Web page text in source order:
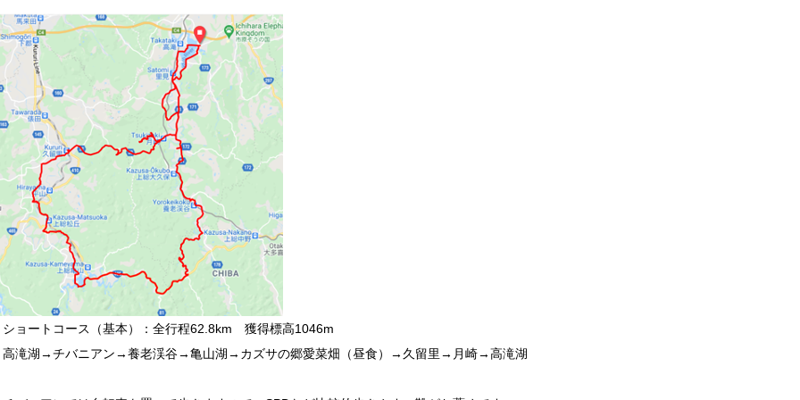
ショートコース（基本）：全行程62.8km 獲得標高1046m
高滝湖→チバニアン→養老渓谷→亀山湖→カズサの郷愛菜畑（昼食）→久留里→月崎→高滝湖